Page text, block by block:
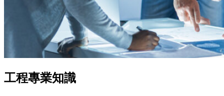
工程專業知識